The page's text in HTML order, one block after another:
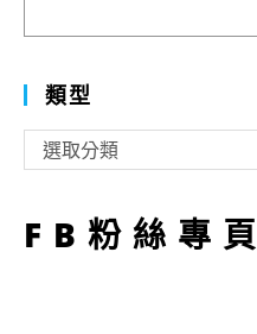
類型
型
選取分類
FB粉絲專頁